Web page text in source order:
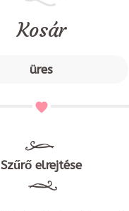
Kosár
üres
Szűrő elrejtése